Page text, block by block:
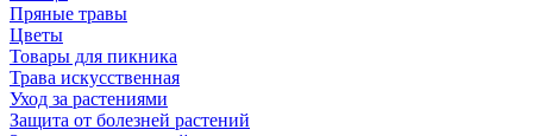
Пряные травы
Цветы
Товары для пикника
Трава искусственная
Уход за растениями
Защита от болезней растений